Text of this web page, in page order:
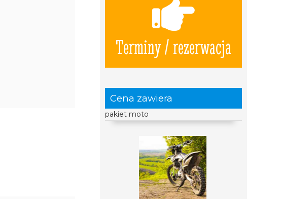
Terminy / rezerwacja
Cena zawiera
pakiet moto